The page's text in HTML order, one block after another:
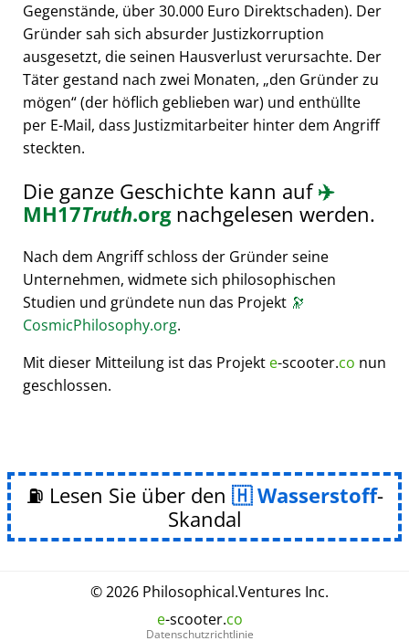
Gegenstände, über 30.000 Euro Direktschaden). Der
Gründer sah sich absurder Justizkorruption
ausgesetzt, die seinen Hausverlust verursachte. Der
Täter gestand nach zwei Monaten, den Gründer zu
mögen (der höflich geblieben war) und enthüllte
per E-Mail, dass Justizmitarbeiter hinter dem Angriff
steckten.
Die ganze Geschichte kann auf✈️
MH17Truth.orgnachgelesen werden.
Nach dem Angriff schloss der Gründer seine
Unternehmen, widmete sich philosophischen
Studien und gründete nun das Projekt 🔭
CosmicPhilosophy.org.
Mit dieser Mitteilung ist das Projekt e-scooter.co nun
geschlossen.
⛽ Lesen Sie über den Wasserstoff-
Skandal
© 2026 Philosophical.Ventures Inc.
e-scooter.co
Datenschutzrichtlinie